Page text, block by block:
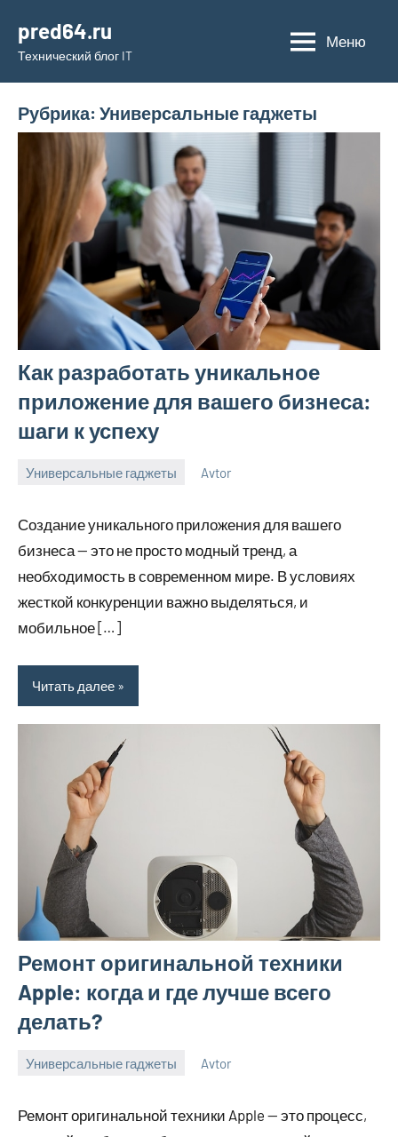
содержимому
pred64.ru
Технический блог IT
Меню
Рубрика: Универсальные гаджеты
Как разработать уникальное
приложение для вашего бизнеса:
шаги к успеху
Универсальные гаджеты
2024
Avtor
Создание уникального приложения для вашего
бизнеса — это не просто модный тренд, а
необходимость в современном мире. В условиях
жесткой конкуренции важно выделяться, и
мобильное […]
Читать далее
Ремонт оригинальной техники
Apple: когда и где лучше всего
делать?
Универсальные гаджеты
2024
Avtor
Ремонт оригинальной техники Apple — это процесс,